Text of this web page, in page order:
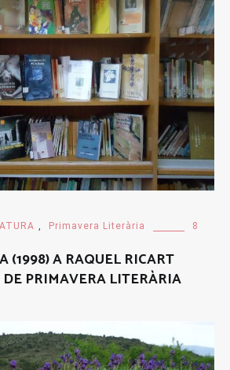
, Primavera Literària
8
(1998) A RAQUEL RICART
DE PRIMAVERA LITERÀRIA